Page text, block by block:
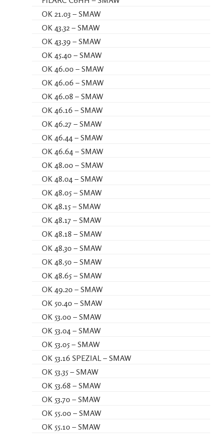
OK 21.03 – SMAW
OK 43.32 – SMAW
OK 43.39 – SMAW
OK 45.40 – SMAW
OK 46.00 – SMAW
OK 46.06 – SMAW
OK 46.08 – SMAW
OK 46.16 – SMAW
OK 46.27 – SMAW
OK 46.44 – SMAW
OK 46.64 – SMAW
OK 48.00 – SMAW
OK 48.04 – SMAW
OK 48.05 – SMAW
OK 48.15 – SMAW
OK 48.17 – SMAW
OK 48.18 – SMAW
OK 48.30 – SMAW
OK 48.50 – SMAW
OK 48.65 – SMAW
OK 49.20 – SMAW
OK 50.40 – SMAW
OK 53.00 – SMAW
OK 53.04 – SMAW
OK 53.05 – SMAW
OK 53.16 SPEZIAL – SMAW
OK 53.35 – SMAW
OK 53.68 – SMAW
OK 53.70 – SMAW
OK 55.00 – SMAW
OK 55.10 – SMAW